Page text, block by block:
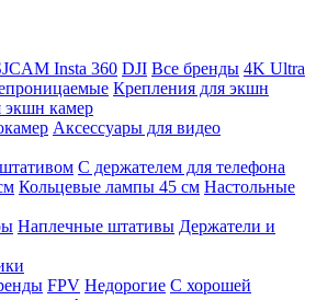
Insta 360 DJI Все бренды 4K Ultra
Крепления для экшн
экшн камер
Аксессуары для видео
C держателем для телефона
Кольцевые лампы 45 см Настольные
Наплечные штативы Держатели и
FPV Недорогие С хорошей